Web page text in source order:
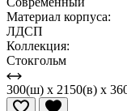
Материал корпуса:
ЛДСП
Коллекция:
Стокгольм
300(ш) x 2150(в) x